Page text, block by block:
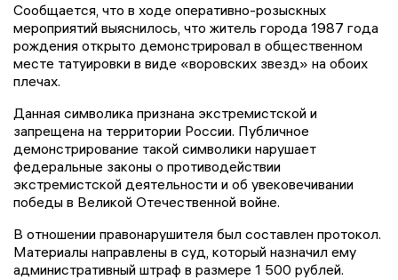
Сообщается, что в ходе оперативно-розыскных
мероприятий выяснилось, что житель города 1987 года
рождения открыто демонстрировал в общественном
месте татуировки в виде «воровских звезд» на обоих
плечах.
Данная символика признана экстремистской и
запрещена на территории России. Публичное
демонстрирование такой символики нарушает
федеральные законы о противодействии
экстремистской деятельности и об увековечивании
победы в Великой Отечественной войне.
В отношении правонарушителя был составлен протокол.
Материалы направлены в суд, который назначил ему
административный штраф в размере 1 500 рублей.